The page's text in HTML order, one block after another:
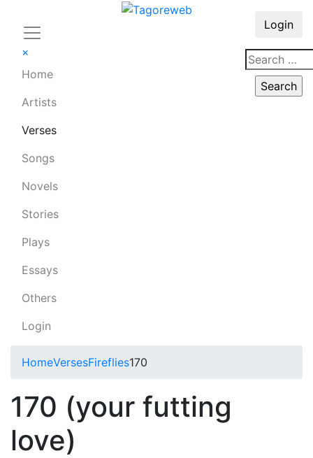
×
Home
Artists
Verses
Songs
Novels
Stories
Plays
Essays
Others
Login
Login
HomeVersesFireflies170
170 (your futting
love)